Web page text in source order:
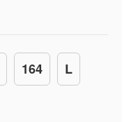
164 L